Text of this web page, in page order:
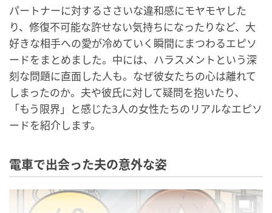
パートナーに対するささいな違和感にモヤモヤした
り、修復不可能な許せない気持ちになったりなど、大
好きな相手への愛が冷めていく瞬間にまつわるエピソ
ードをまとめました。中には、ハラスメントという深
刻な問題に直面した人も。なぜ彼女たちの心は離れて
しまったのか。夫や彼氏に対して疑問を抱いたり、
「もう限界」と感じた3人の女性たちのリアルなエピソ
ードを紹介します。
電車で出会った夫の意外な姿